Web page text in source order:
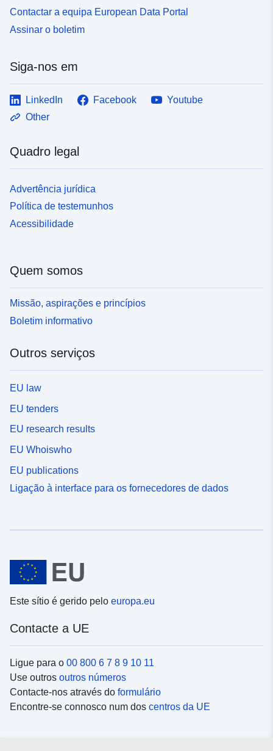
Contactar a equipa European Data Portal
Assinar o boletim
Siga-nos em
LinkedIn Facebook
Youtube
Other
Quadro legal
Advertência jurídica
Política de testemunhos
Acessibilidade
Quem somos
Missão, aspirações e princípios
Boletim informativo
Outros serviços
EU law
EU tenders
EU research results
EU Whoiswho
EU publications
Ligação à interface para os fornecedores de dados
Este sítio é gerido pelo europa.eu
Contacte a UE
Ligue para o 00 800 6 7 8 9 10 11
Use outros outros números
Contacte-nos através do formulário
Encontre-se connosco num dos centros da UE